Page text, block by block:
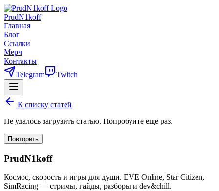
PrudN1koff
Главная
Блог
Ссылки
Мерч
Контакты
Telegram
Twitch
К списку статей
Не удалось загрузить статью. Попробуйте ещё раз.
Повторить
PrudN1koff
Космос, скорость и игры для души. EVE Online, Star Citizen,
SimRacing — стримы, гайды, разборы и dev&chill.